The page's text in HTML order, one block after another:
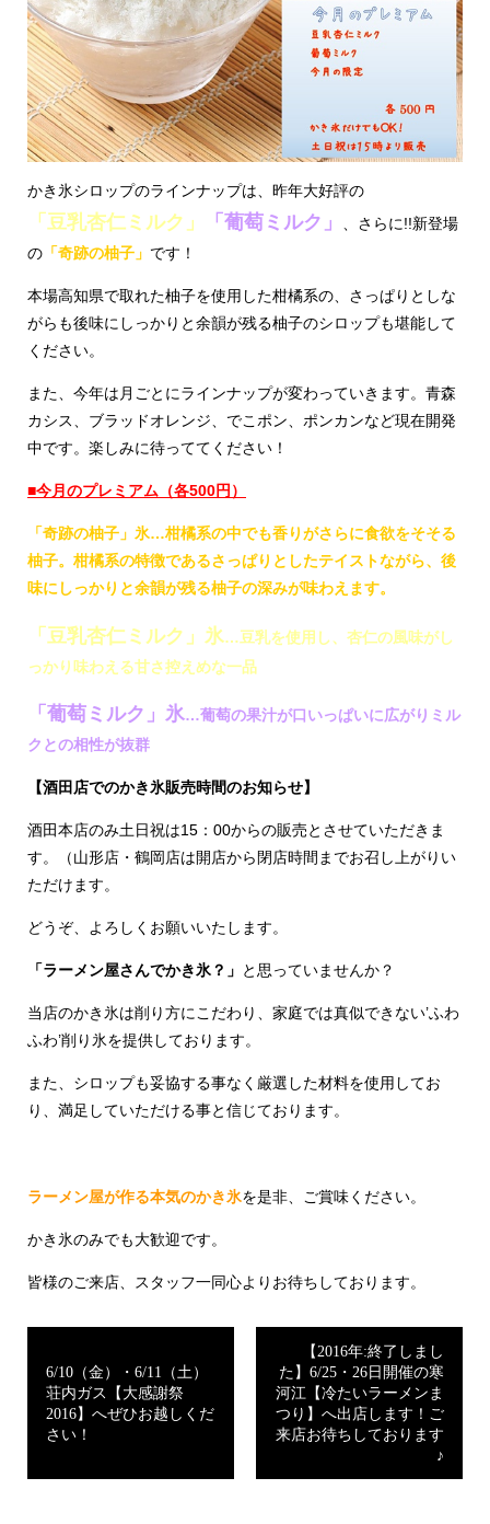
かき氷シロップのラインナップは、昨年大好評の
「 豆乳杏仁ミルク」 「葡萄ミルク」
、さらに!!新登場
の 「奇跡の柚子」 です！
本場高知県で取れた柚子を使用した柑橘系の、さっぱりとしな
がらも後味にしっかりと余韻が残る柚子のシロップも堪能して
ください。
また、今年は月ごとにラインナップが変わっていきます。青森
カシス、ブラッドオレンジ、でこポン、ポンカンなど現在開発
中です。楽しみに待っててください！
■今月のプレミアム（各500円）
「奇跡の柚子」氷…柑橘系の中でも香りがさらに食欲をそそる
柚子。柑橘系の特徴であるさっぱりとしたテイストながら、後
味にしっかりと余韻が残る柚子の深みが味わえます。
「豆乳杏仁ミルク」氷…豆乳を使用し、杏仁の風味がし
っかり味わえる甘さ控えめな一品
「葡萄ミルク」氷…葡萄の果汁が口いっぱいに広がりミル
クとの相性が抜群
【酒田店でのかき氷販売時間のお知らせ】
酒田本店のみ土日祝は15：00からの販売とさせていただきま
す。（山形店・鶴岡店は開店から閉店時間までお召し上がりい
ただけます。
どうぞ、よろしくお願いいたします。
「ラーメン屋さんでかき氷？」 と思っていませんか？
当店のかき氷は削り方にこだわり、家庭では真似できない’ふわ
ふわ’削り氷を提供しております。
また、シロップも妥協する事なく厳選した材料を使用してお
り、満足していただける事と信じております。
ラーメン屋が作る本気のかき氷を是非、ご賞味ください。
かき氷のみでも大歓迎です。
皆様のご来店、スタッフ一同心よりお待ちしております。
6/10（金）・6/11（土）
荘内ガス【大感謝祭
2016】へぜひお越しくだ
さい！
【2016年:終了しまし
た】6/25・26日開催の寒
河江【冷たいラーメンま
つり】へ出店します！ご
来店お待ちしております
♪